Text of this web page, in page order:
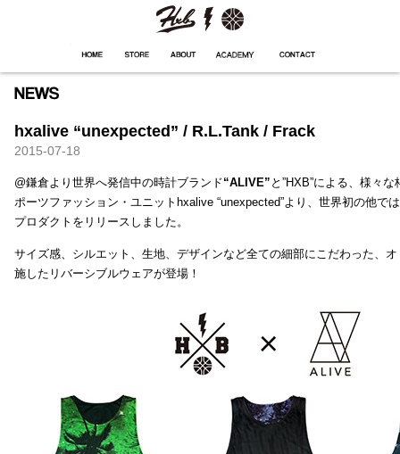
hxalive “unexpected” / R.L.Tank / Frack
2015-07-18
@鎌倉より世界へ発信中の時計ブランド“ALIVE” と”HXB”による、様々
ポーツファッション・ユニットhxalive “unexpected”より、世界初の他で
プロダクトをリリースしました。
サイズ感、シルエット、生地、デザインなど全ての細部にこだわった、
施したリバーシブルウェアが登場！